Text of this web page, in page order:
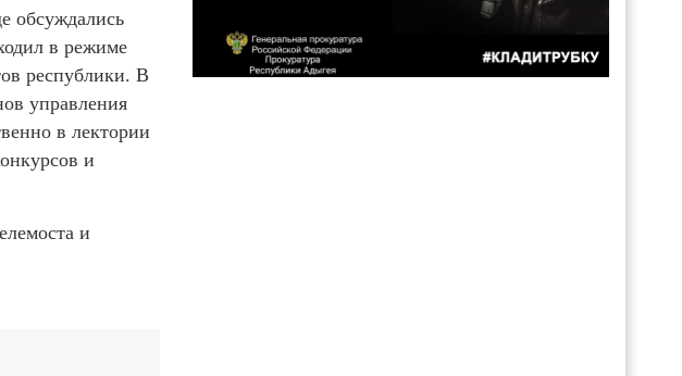
обсуждались
в режиме
республики. В
управления
в лектории
и
и